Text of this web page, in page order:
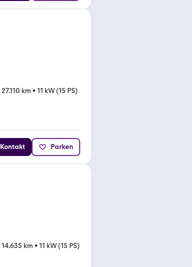
27.110 km • 11 kW (15 PS)
Kontakt Parken
14.635 km • 11 kW (15 PS)